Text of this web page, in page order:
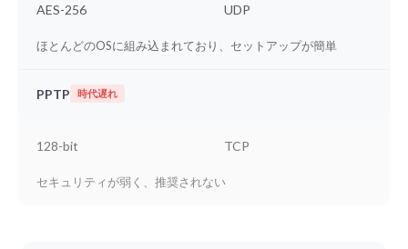
AES-256 UDP
ほとんどのOSに組み込まれており、セットアップが簡単
PPTP 時代遅れ
128-bit TCP
セキュリティが弱く、推奨されない